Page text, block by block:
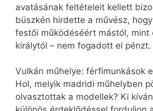
avatásának feltételeit kellett
büszkén hirdette a művész,
festői működéséért mástól, mint
királytól – nem fogadott el pénzt.
Vulkán műhelye: férfimunkások
Hol, melyik madridi műhelyben
olvasztottak a modellek? Ki